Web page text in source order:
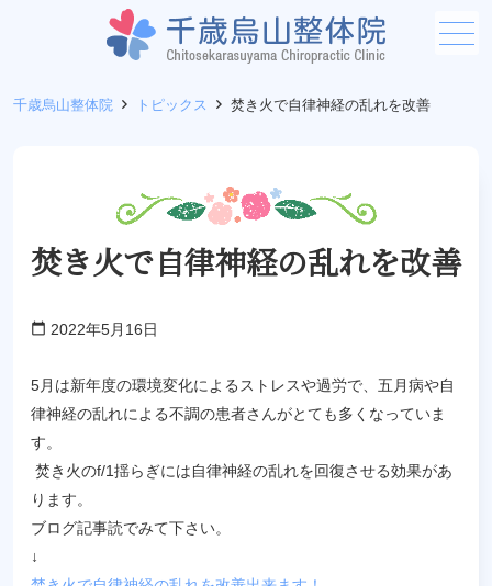
メニュー
千歳烏山整体院 トピックス 焚き火で自律神経の乱れを改善
焚き火で自律神経の乱れを改善
calendar_today 2022年5月16日
5月は新年度の環境変化によるストレスや過労で、五月病や自
律神経の乱れによる不調の患者さんがとても多くなっていま
す。
焚き火のf/1揺らぎには自律神経の乱れを回復させる効果があ
ります。
ブログ記事読でみて下さい。
↓